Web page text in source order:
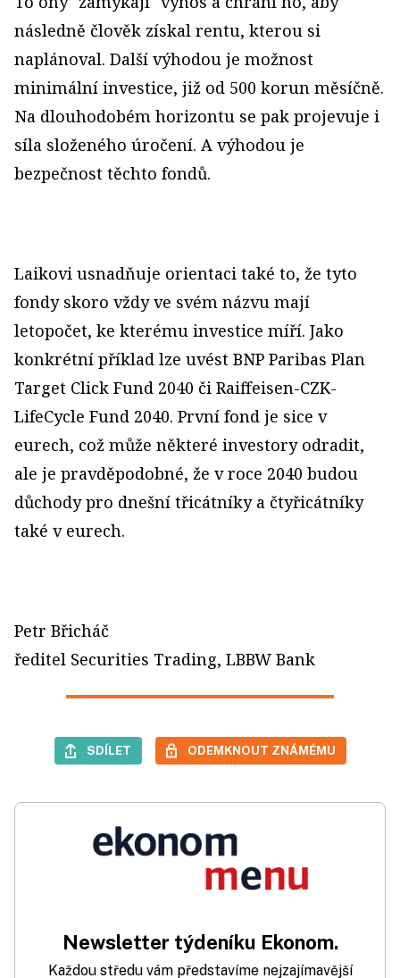
následně člověk získal rentu, kterou si
naplánoval. Další výhodou je možnost
minimální investice, již od 500 korun měsíčně.
Na dlouhodobém horizontu se pak projevuje i
síla složeného úročení. A výhodou je
bezpečnost těchto fondů.
Laikovi usnadňuje orientaci také to, že tyto
fondy skoro vždy ve svém názvu mají
letopočet, ke kterému investice míří. Jako
konkrétní příklad lze uvést BNP Paribas Plan
Target Click Fund 2040 či Raiffeisen-CZK-
LifeCycle Fund 2040. První fond je sice v
eurech, což může některé investory odradit,
ale je pravděpodobné, že v roce 2040 budou
důchody pro dnešní třicátníky a čtyřicátníky
také v eurech.
Petr Břicháč
ředitel Securities Trading, LBBW Bank
SDÍLET ODEMKNOUT ZNÁMÉMU
Newsletter týdeníku Ekonom.
Každou středu vám představíme nejzajímavější